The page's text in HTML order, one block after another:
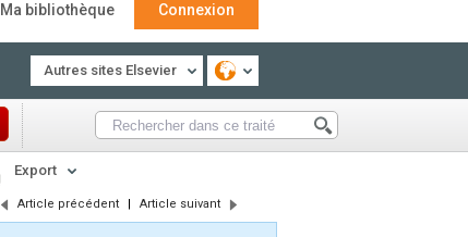
Ma bibliothèque Connexion
Autres sites Elsevier
Export
Article précédent | Article suivant